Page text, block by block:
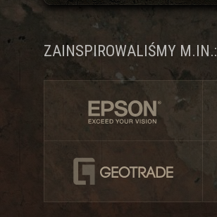
ZAINSPIROWALIŚMY M.IN.: